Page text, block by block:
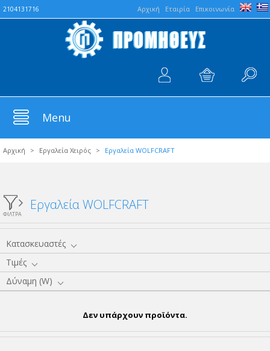
Aρχική Εταιρία Επικοινωνία
2104131716
Menu
Αρχική > Εργαλεία Χειρός > Εργαλεία WOLFCRAFT
ΦΙΛΤΡΑ
Εργαλεία WOLFCRAFT
Κατασκευαστές
Τιμές
Δύναμη (W)
Δεν υπάρχουν προϊόντα.